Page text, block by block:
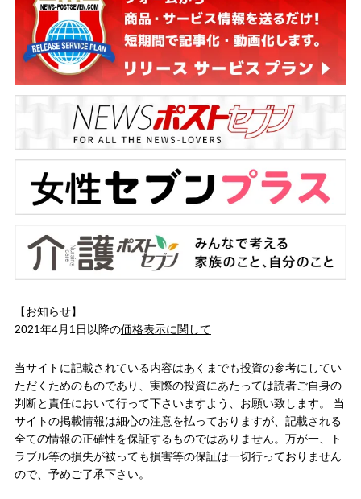
【お知らせ】
2021年4月1日以降の価格表示に関して
当サイトに記載されている内容はあくまでも投資の参考にしてい
ただくためのものであり、実際の投資にあたっては読者ご自身の
判断と責任において行って下さいますよう、お願い致します。 当
サイトの掲載情報は細心の注意を払っておりますが、記載される
全ての情報の正確性を保証するものではありません。万が一、ト
ラブル等の損失が被っても損害等の保証は一切行っておりません
ので、予めご了承下さい。